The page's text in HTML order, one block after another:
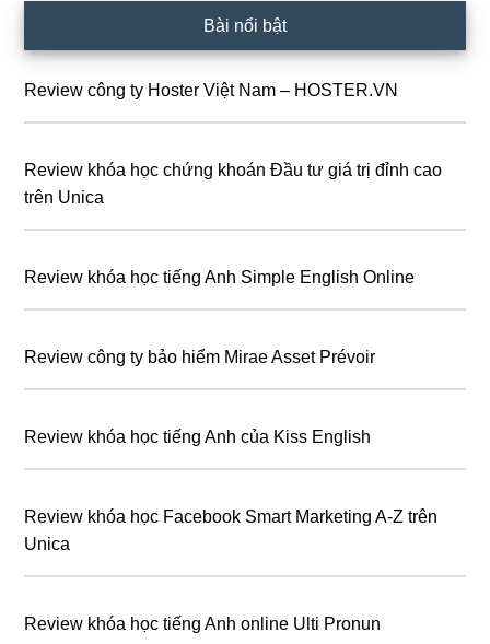
chính
Bài nổi bật
Review công ty Hoster Việt Nam – HOSTER.VN
Review khóa học chứng khoán Đầu tư giá trị đỉnh cao
trên Unica
Review khóa học tiếng Anh Simple English Online
Review công ty bảo hiểm Mirae Asset Prévoir
Review khóa học tiếng Anh của Kiss English
Review khóa học Facebook Smart Marketing A-Z trên
Unica
Review khóa học tiếng Anh online Ulti Pronun